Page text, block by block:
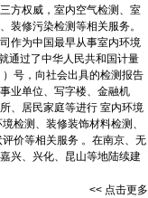
方权威，室内空气检测、室
装修污染检测等相关服务。
为中国最早从事室内环境
通过了中华人民共和国计量
号，向社会出具的检测报告
业单位、写字楼、金融机
、居民家庭等进行 室内环境
检测、装修装饰材料检测、
价等相关服务 。在南京、无
兴、兴化、昆山等地陆续建
构。
<< 点击更多